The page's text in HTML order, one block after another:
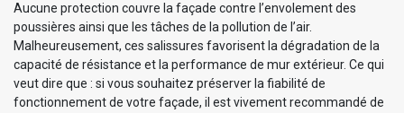
Aucune protection couvre la façade contre l’envolement des
poussières ainsi que les tâches de la pollution de l’air.
Malheureusement, ces salissures favorisent la dégradation de la
capacité de résistance et la performance de mur extérieur. Ce qui
veut dire que : si vous souhaitez préserver la fiabilité de
fonctionnement de votre façade, il est vivement recommandé de